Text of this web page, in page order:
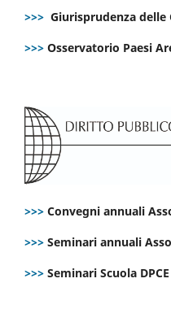
>>> Giurisprudenza
>>> Osservatorio Paesi
>>> Convegni annuali
>>> Seminari annuali
>>> Seminari Scuola DPCE